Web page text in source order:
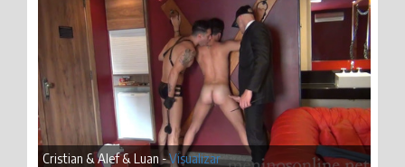
Cristian & Alef & Luan -Visualizar